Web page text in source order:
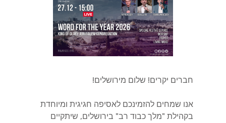
חברים יקרים! שלום מירושלים!
אנו שמחים להזמינכם לאסיפה חגיגית ומיוחדת
בקהילת "מלך כבוד רב" בירושלים, שיתקיים